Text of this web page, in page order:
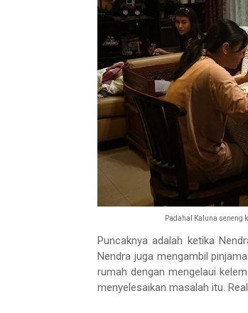
Padahal Kaluna seneng
Puncaknya adalah ketika
Nendra juga mengambil
rumah dengan mengelaui
menyelesaikan masalah itu.